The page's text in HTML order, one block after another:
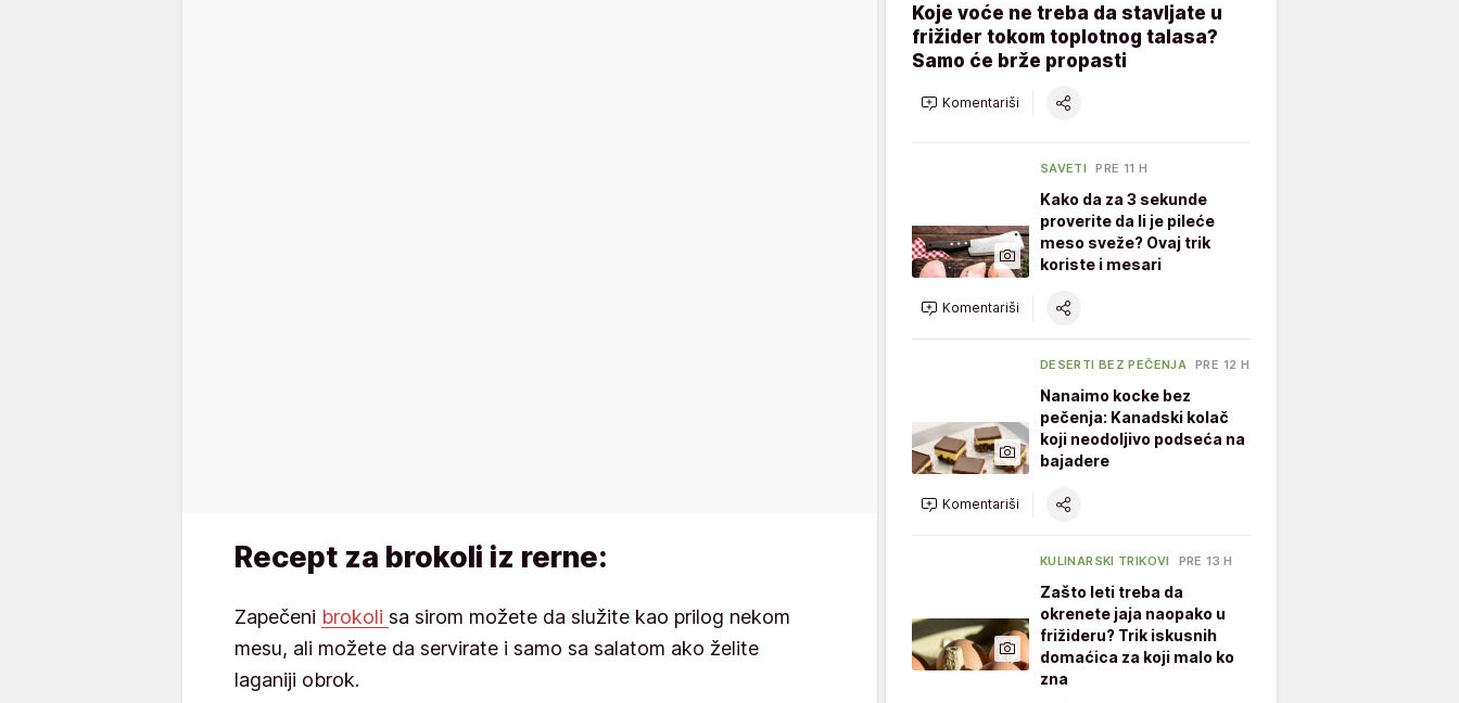
Recept za brokoli iz rerne:
Zapečeni brokoli sa sirom možete da služite kao prilog nekom
mesu, ali možete da servirate i samo sa salatom ako želite
laganiji obrok.
Koje voće ne treba da stavljate u
frižider tokom toplotnog talasa?
Samo će brže propasti
Komentariši
SAVETI PRE 11 H
Kako da za 3 sekunde
proverite da li je pileće
meso sveže? Ovaj trik
koriste i mesari
Komentariši
DESERTI BEZ PEČENJA PRE 12 H
Nanaimo kocke bez
pečenja: Kanadski kolač
koji neodoljivo podseća na
bajadere
Komentariši
KULINARSKI TRIKOVI PRE 13 H
Zašto leti treba da
okrenete jaja naopako u
frižideru? Trik iskusnih
domaćica za koji malo ko
zna